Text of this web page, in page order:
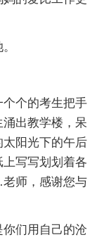
个的考生把手
出教学楼，呆
阳光下的午后
写写划划着各
师，感谢您与
们用自己的沧